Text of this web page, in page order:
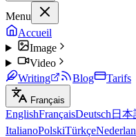
Menu
Accueil
Image
Video
Writing
Blog Tarifs
Français
EnglishFrançaisDeutsch 日本
ItalianoPolskiTürkçe